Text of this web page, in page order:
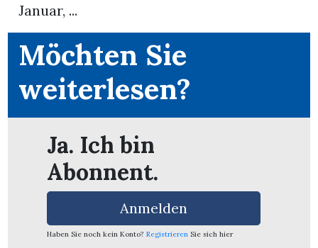
Januar, ...
Möchten Sie
weiterlesen?
Ja. Ich bin
Abonnent.
Anmelden
Haben Sie noch kein Konto? Registrieren Sie sich hier